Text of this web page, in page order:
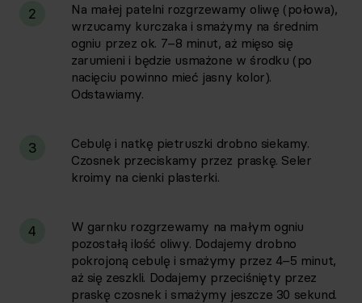
2
Na małej patelni rozgrzewamy oliwę (połowa),
wrzucamy kurczaka i smażymy na średnim
ogniu przez ok. 7–8 minut, aż mięso się
zarumieni i będzie usmażone w środku (po
nacięciu powinno mieć jasny kolor).
Odstawiamy.
3
Cebulę i natkę pietruszki drobno siekamy.
Czosnek przeciskamy przez praskę. Seler
kroimy na cienki plasterki.
4
W garnku rozgrzewamy na małym ogniu
pozostałą ilość oliwy. Dodajemy drobno
pokrojoną cebulę i smażymy przez 4–5 minut,
aż się zeszkli. Dodajemy przeciśnięty przez
praskę czosnek i smażymy jeszcze 30 sekund.